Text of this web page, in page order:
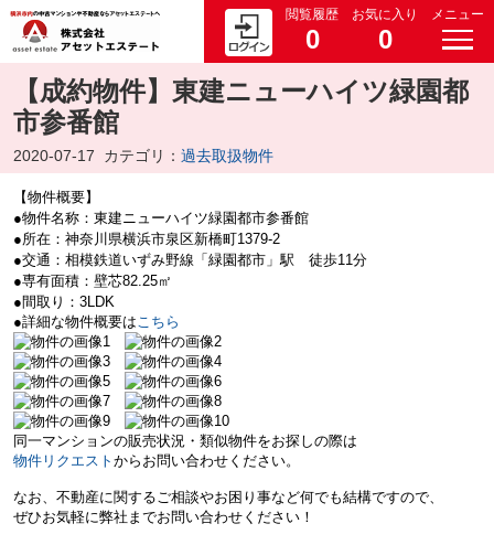
閲覧履歴
0
お気に入り
0
メニュー
【成約物件】東建ニューハイツ緑園都
市参番館
2020-07-17 カテゴリ： 過去取扱物件
【物件概要】
●物件名称：東建ニューハイツ緑園都市参番館
●所在：神奈川県横浜市泉区新橋町1379-2
●交通：相模鉄道いずみ野線「緑園都市」駅 徒歩11分
●専有面積：壁芯82.25㎡
●間取り：3LDK
●詳細な物件概要はこちら
同一マンションの販売状況・類似物件をお探しの際は
物件リクエスト からお問い合わせください。
なお、不動産に関するご相談やお困り事など何でも結構ですので、
ぜひお気軽に弊社までお問い合わせください！